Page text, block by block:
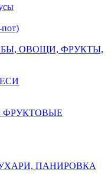
ОВОЩИ, ФРУКТЫ,
ПАНИРОВКА